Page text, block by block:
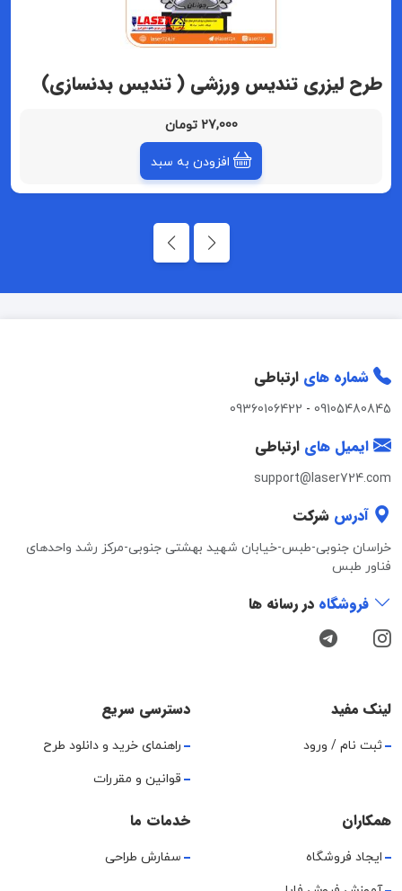
طرح لیزری تندیس ورزشی ( تندیس بدنسازی)
27,000 تومان
افزودن به سبد
شماره های ارتباطی
09105480845
-
09360106422
ایمیل های ارتباطی
support@laser724.com
آدرس شرکت
خراسان جنوبی-طبس-خیابان شهید بهشتی جنوبی-مرکز رشد واحدهای
فناور طبس
فروشگاه در رسانه ها
لینک مفید
ثبت نام / ورود
دسترسی سریع
راهنمای خرید و دانلود طرح
قوانین و مقررات
همکاران
ایجاد فروشگاه
خدمات ما
سفارش طراحی